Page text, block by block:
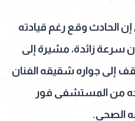
الحادث وقع رغم قيادته
سرعة زائدة، مشيرة إلى
إلى جواره شقيقه الفنان
من المستشفى فور
الصحي.